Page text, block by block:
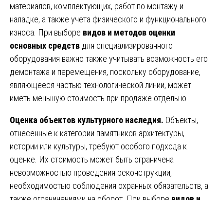
материалов, комплектующих, работ по монтажу и
наладке, а также учета физического и функционального
износа. При выборе видов и методов оценки
основных средств для специализированного
оборудования важно также учитывать возможность его
демонтажа и перемещения, поскольку оборудование,
являющееся частью технологической линии, может
иметь меньшую стоимость при продаже отдельно.
Оценка объектов культурного наследия. Объекты,
отнесенные к категории памятников архитектуры,
истории или культуры, требуют особого подхода к
оценке. Их стоимость может быть ограничена
невозможностью проведения реконструкции,
необходимостью соблюдения охранных обязательств, а